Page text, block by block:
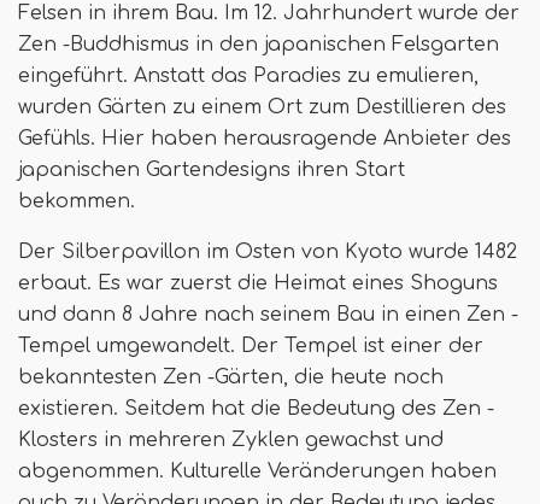
Felsen in ihrem Bau. Im 12. Jahrhundert wurde der
Zen -Buddhismus in den japanischen Felsgarten
eingeführt. Anstatt das Paradies zu emulieren,
wurden Gärten zu einem Ort zum Destillieren des
Gefühls. Hier haben herausragende Anbieter des
japanischen Gartendesigns ihren Start
bekommen.
Der Silberpavillon im Osten von Kyoto wurde 1482
erbaut. Es war zuerst die Heimat eines Shoguns
und dann 8 Jahre nach seinem Bau in einen Zen -
Tempel umgewandelt. Der Tempel ist einer der
bekanntesten Zen -Gärten, die heute noch
existieren. Seitdem hat die Bedeutung des Zen -
Klosters in mehreren Zyklen gewachst und
abgenommen. Kulturelle Veränderungen haben